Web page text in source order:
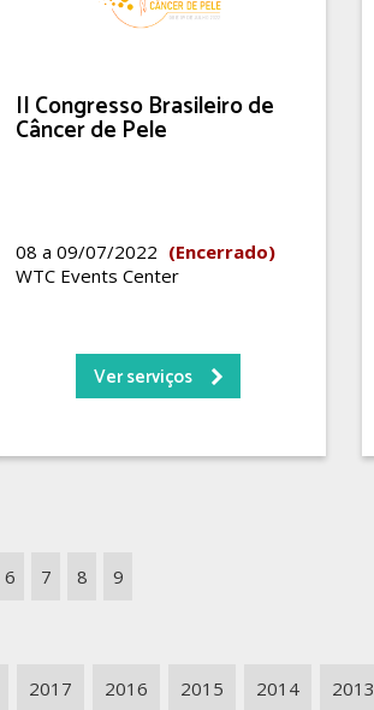
II Congresso Brasileiro de
Câncer de Pele
08 a 09/07/2022 (Encerrado)
WTC Events Center
Ver serviços
6 7 8 9
2017 2016 2015 2014 2013